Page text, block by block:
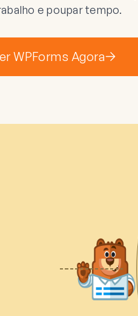
e poupar tempo.
WPForms Agora